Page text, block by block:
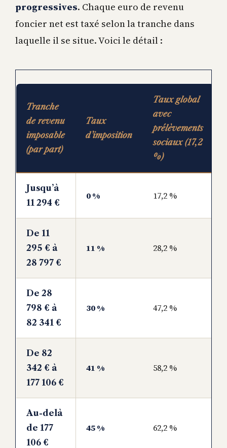
progressives. Chaque euro de revenu
foncier net est taxé selon la tranche dans
laquelle il se situe. Voici le détail :
Tranche
de revenu
imposable
(par part)
Taux
d’imposition
Taux global
avec
prélèvements
sociaux (17,2
%)
Jusqu’à
11 294 €
0 % 17,2 %
De 11
295 € à
28 797 €
11 % 28,2 %
De 28
798 € à
82 341 €
30 % 47,2 %
De 82
342 € à
177 106 €
41 % 58,2 %
Au-delà
de 177
106 €
45 % 62,2 %